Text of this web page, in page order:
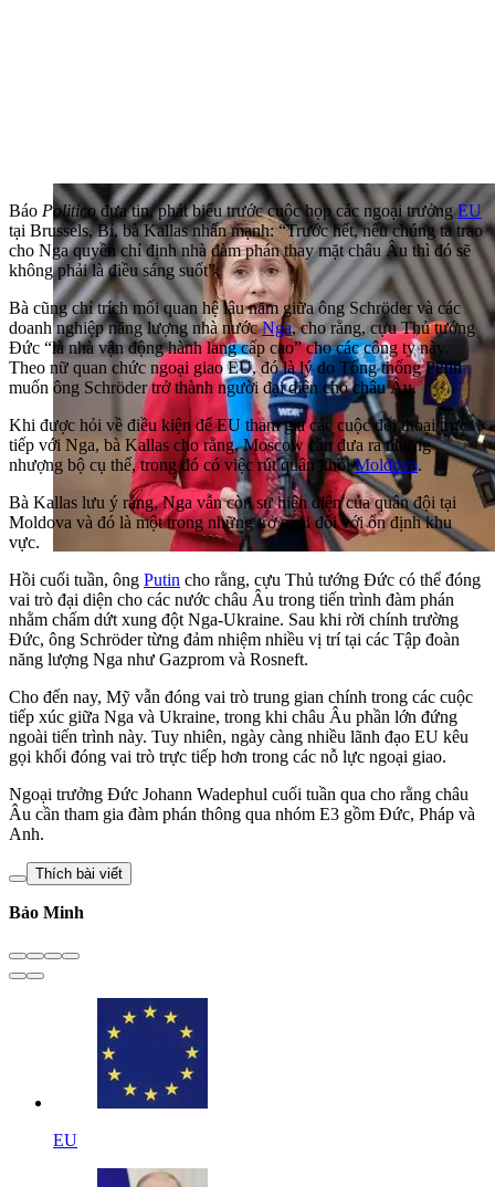
Báo Politicođưa tin, phát biểu trước cuộc họp các ngoại trưởngEU
tại Brussels, Bỉ, bà Kallas nhấn mạnh: “Trước hết, nếu chúng ta trao
cho Nga quyền chỉ định nhà đàm phán thay mặt châu Âu thì đó sẽ
không phải là điều sáng suốt”.
Bà cũng chỉ trích mối quan hệ lâu năm giữa ông Schröder và các
doanh nghiệp năng lượng nhà nướcNga, cho rằng, cựu Thủ tướng
Đức “là nhà vận động hành lang cấp cao” cho các công ty này.
Theo nữ quan chức ngoại giao EU, đó là lý do Tổng thống Putin
muốn ông Schröder trở thành người đại diện cho châu Âu.
Khi được hỏi về điều kiện để EU tham gia các cuộc đối thoại trực
tiếp với Nga, bà Kallas cho rằng, Moscow cần đưa ra những
nhượng bộ cụ thể, trong đó có việc rút quân khỏiMoldova.
Bà Kallas lưu ý rằng, Nga vẫn còn sự hiện diện của quân đội tại
Moldova và đó là một trong những trở ngại đối với ổn định khu
vực.
Hồi cuối tuần, ông Putin cho rằng, cựu Thủ tướng Đức có thể đóng
vai trò đại diện cho các nước châu Âu trong tiến trình đàm phán
nhằm chấm dứt xung đột Nga-Ukraine. Sau khi rời chính trường
Đức, ông Schröder từng đảm nhiệm nhiều vị trí tại các Tập đoàn
năng lượng Nga như Gazprom và Rosneft.
Cho đến nay, Mỹ vẫn đóng vai trò trung gian chính trong các cuộc
tiếp xúc giữa Nga và Ukraine, trong khi châu Âu phần lớn đứng
ngoài tiến trình này. Tuy nhiên, ngày càng nhiều lãnh đạo EU kêu
gọi khối đóng vai trò trực tiếp hơn trong các nỗ lực ngoại giao.
Ngoại trưởng Đức Johann Wadephul cuối tuần qua cho rằng châu
Âu cần tham gia đàm phán thông qua nhóm E3 gồm Đức, Pháp và
Anh.
Thích bài viết
Bảo Minh
EU